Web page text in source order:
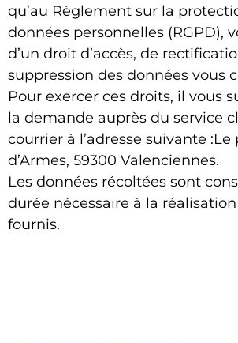
qu’au Règlement sur la
données personnelles (RGPD),
d’un droit d’accès, de
suppression des données vous
Pour exercer ces droits, il vous
la demande auprès du service
courrier à l’adresse suivante :Le
d’Armes, 59300 Valenciennes.
Les données récoltées sont
durée nécessaire à la
fournis.